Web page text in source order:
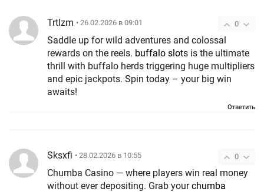
0
Trtlzm • 26.02.2026 в 09:01
Saddle up for wild adventures and colossal
rewards on the reels. buffalo slots is the ultimate
thrill with buffalo herds triggering huge multipliers
and epic jackpots. Spin today – your big win
awaits!
Ответить
0
Sksxfi • 28.02.2026 в 10:55
Chumba Casino — where players win real money
without ever depositing. Grab yourchumba